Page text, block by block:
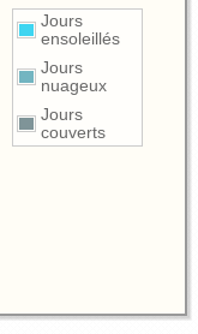
Jours
ensoleillés
Jours
nuageux
Jours
couverts